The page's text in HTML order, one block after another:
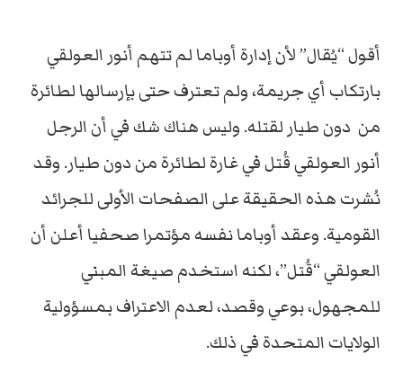
أقول “يُقال” لأن إدارة أوباما لم تتهم أنور العولقي
بارتكاب أي جريمة، ولم تعترف حتى بإرسالها لطائرة
من دون طيار لقتله. وليس هناك شك في أن الرجل
أنور العولقي قُتل في غارة لطائرة من دون طيار. وقد
نُشرت هذه الحقيقة على الصفحات الأولى للجرائد
القومية. وعقد أوباما نفسه مؤتمرا صحفيا أعلن أن
العولقي “قُتل”، لكنه استخدم صيغة المبني
للمجهول، بوعي وقصد، لعدم الاعتراف بمسؤولية
الولايات المتحدة في ذلك.